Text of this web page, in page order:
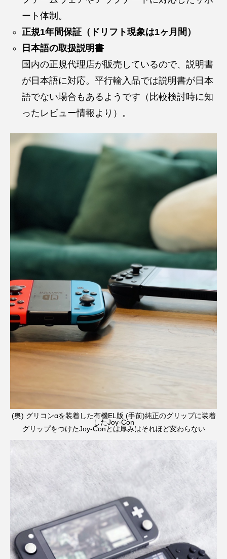
ート体制。
正規1年間保証（ドリフト現象は1ヶ月間）
日本語の取扱説明書
国内の正規代理店が販売しているので、説明書
が日本語に対応。平行輸入品では説明書が日本
語でない場合もあるようです（比較検討時に知
ったレビュー情報より）。
(奥) グリコンαを装着した有機EL版 (手前)純正のグリップに装着
したJoy-Con
グリップをつけたJoy-Conとは厚みはそれほど変わらない